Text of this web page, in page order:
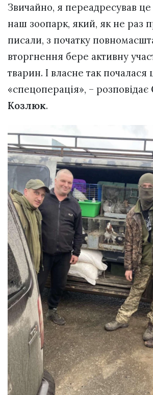
Звичайно, я переадресував
наш зоопарк, який, як не раз
писали, з початку
вторгнення бере активну
тварин. І власне так почалася
«спецоперація», – розповідає
Козлюк.